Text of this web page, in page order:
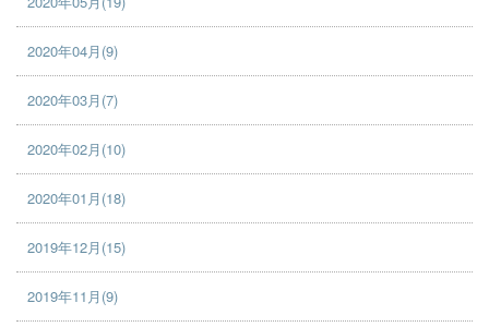
2020年04月(9)
2020年03月(7)
2020年02月(10)
2020年01月(18)
2019年12月(15)
2019年11月(9)